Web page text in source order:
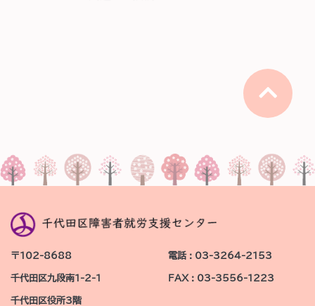
〒102-8688
千代田区九段南1-2-1
千代田区役所3階
電話 : 03-3264-2153
FAX : 03-3556-1223